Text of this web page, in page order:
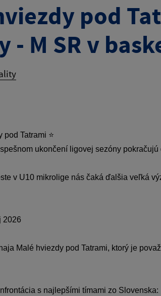
pod
- M SR v
pod Tatrami ⭐
ukončení ligovej sezóny pokračujú
v U10 mikrolige nás čaká ďalšia veľká
2026
Malé hviezdy pod Tatrami, ktorý je
s najlepšími tímami zo Slovenska: